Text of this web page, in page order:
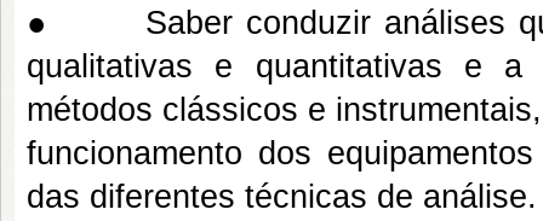
● Saber conduzir análises
qualitativas e quantitativas e a
métodos clássicos e
funcionamento dos
das diferentes técnicas de análise.